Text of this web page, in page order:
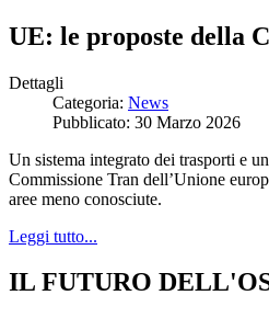
UE: le proposte della
Dettagli
Categoria: News
Pubblicato: 30 Marzo 2026
Un sistema integrato dei trasporti e
Commissione Tran dell’Unione
aree meno conosciute.
Leggi tutto...
IL FUTURO